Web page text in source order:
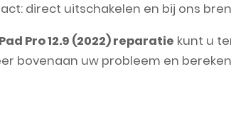
direct uitschakelen en bij ons
Pro 12.9 (2022) reparatie kunt u
bovenaan uw probleem en